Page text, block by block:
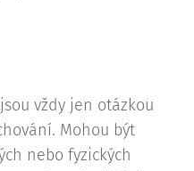
vždy jen otázkou
Mohou být
nebo fyzických